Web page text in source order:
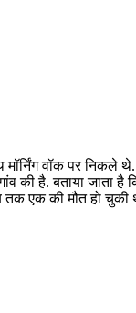
वॉक पर निकले
की है. बताया जाता है
एक की मौत हो चुकी